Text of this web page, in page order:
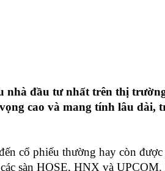
nhà đầu tư nhất trên thị
cao và mang tính lâu dài,
cổ phiếu thường hay còn
sàn HOSE, HNX và UPCOM.